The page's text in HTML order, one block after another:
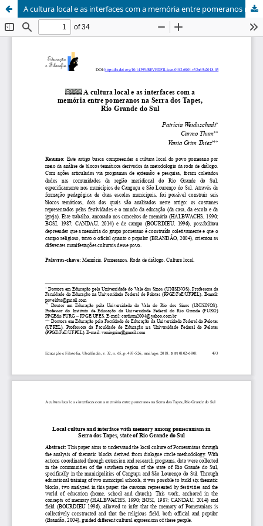
A cultura local e as interfaces com a memória entre pomeranos na Serra dos Tapes, Rio Grande do Sul